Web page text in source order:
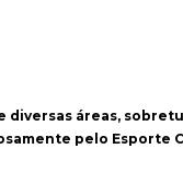
diversas áreas,
pelo Esporte